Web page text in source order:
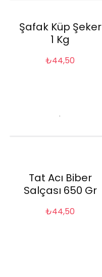
Şafak Küp Şeker
1 Kg
₺44,50
Tat Acı Biber
Salçası 650 Gr
₺44,50